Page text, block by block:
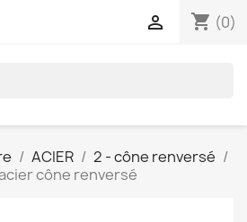
shopping_cart (0)

ACIER
2 - cône renversé
cône renversé